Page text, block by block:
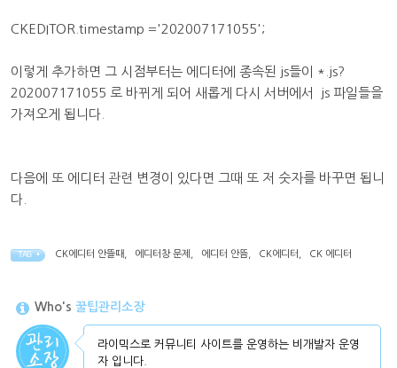
CKEDITOR.timestamp ='202007171055';
이렇게 추가하면 그 시점부터는 에디터에 종속된 js들이 *.js?
202007171055 로 바뀌게 되어 새롭게 다시 서버에서 js 파일들을
가져오게 됩니다.
다음에 또 에디터 관련 변경이 있다면 그때 또 저 숫자를 바꾸면 됩니
다.
TAG • CK에디터 안뜰때 에디터창 문제 에디터 안뜸 CK에디터 CK 에디터
Who's 꿀팁관리소장
라이믹스로 커뮤니티 사이트를 운영하는 비개발자 운영
자 입니다.